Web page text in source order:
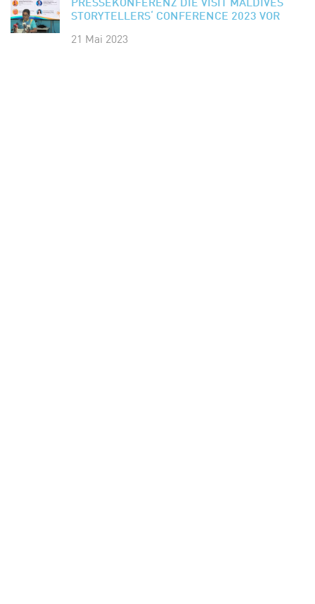
PRESSEKONFERENZ DIE VISIT MALDIVES
STORYTELLERS‘ CONFERENCE 2023 VOR
21 Mai 2023